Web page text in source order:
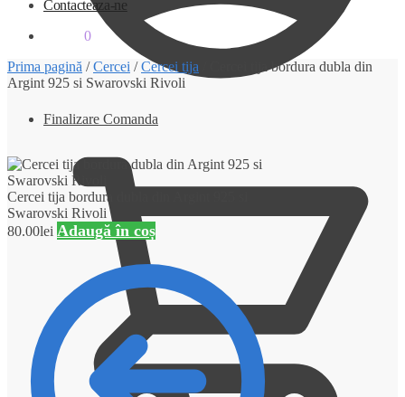
Finalizare Comanda
Contacteaza-ne
0
Prima pagină /Cercei /Cercei tija
Cercei tija bordura dubla din
Argint 925 si Swarovski Rivoli
Cercei tija bordura dubla din Argint 925 si
Swarovski Rivoli
80.00lei Adaugă în coș